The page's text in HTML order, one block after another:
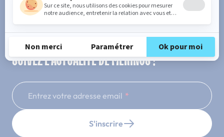
SUIVEZ L'ACTUALITÉ DE MERINOS !
Entrez votre adresse email
S'inscrire